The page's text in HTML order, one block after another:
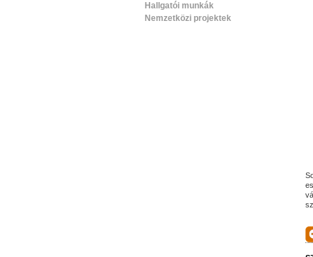
Hallgatói munkák
Nemzetközi projektek